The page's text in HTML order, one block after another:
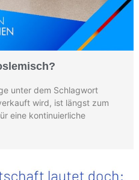
unter dem Schlagwort
wird, ist längst zum
eine kontinuierliche